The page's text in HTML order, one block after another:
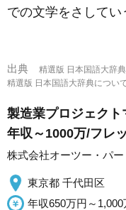
での文学をさしてい
出典
精選版 日本国語大辞典
精選版 日本国語大辞典につ
製造業プロジェクト
年収～1000万/フレ
株式会社オーツー・パ
東京都 千代田区
年収650万円～1,000